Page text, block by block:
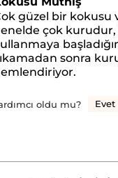
güzel bir kokusu
çok
sonra
oldu mu? Evet